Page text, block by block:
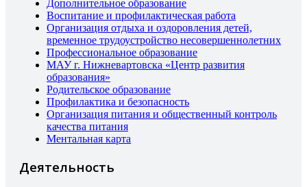
Дополнительное образование
Воспитание и профилактическая работа
Организация отдыха и оздоровления детей,
временное трудоустройство несовершеннолетних
Профессиональное образование
МАУ г. Нижневартовска «Центр развития
образования»
Родительское образование
Профилактика и безопасность
Организация питания и общественный контроль
качества питания
Ментальная карта
Деятельность